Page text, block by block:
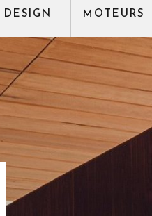
DESIGN MOTEURS